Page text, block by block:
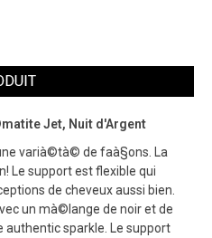
Jet, Nuit d'Argent
varià©tà© de faà§ons. La
Le support est flexible qui
de cheveux aussi bien.
un mà©lange de noir et de
authentic sparkle. Le support